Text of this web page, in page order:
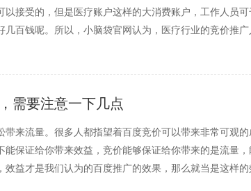
以接受的，但是医疗账户这样的大消费账户，工作人员
几百钱呢。所以，小脑袋官网认为，医疗行业的竞价推
需要注意一下几点
带来流量。很多人都指望着百度竞价可以带来非常可观
保证给你带来效益，竞价能够保证给你带来的是流量，
效益才是我们认为的百度推广的效果，那么就当是这样